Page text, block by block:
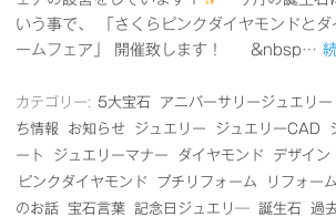
いう事で、 「さくらピンクダイヤモンドとダ
ームフェア」 開催致します！ &nbsp…
カテゴリー: 5大宝石 アニバーサリージュエリー
ち情報
お知らせ ジュエリー ジュエリーCAD
ート
ジュエリーマナー ダイヤモンド デザイン
ピンクダイヤモンド
プチリフォーム リフォーム
のお話
宝石言葉 記念日ジュエリ― 誕生石 過